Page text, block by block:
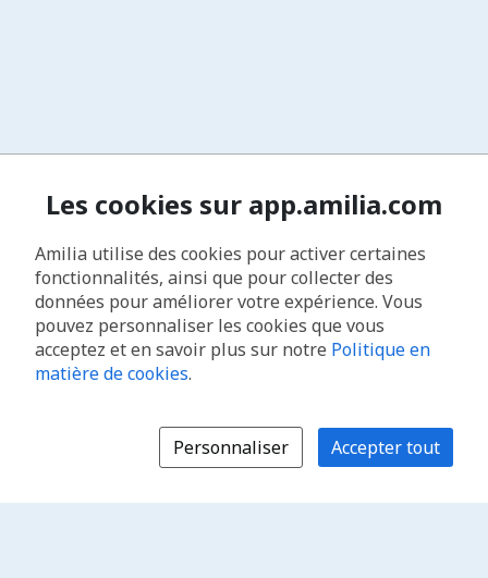
Les cookies sur app.amilia.com
Amilia utilise des cookies pour activer certaines
fonctionnalités, ainsi que pour collecter des
données pour améliorer votre expérience. Vous
pouvez personnaliser les cookies que vous
acceptez et en savoir plus sur notre Politique en
matière de cookies.
Personnaliser Accepter tout